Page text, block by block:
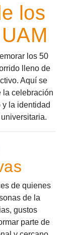
los
los 50
lleno de
Aquí se
la celebración
la identidad
de quienes
de la
gustos
parte de